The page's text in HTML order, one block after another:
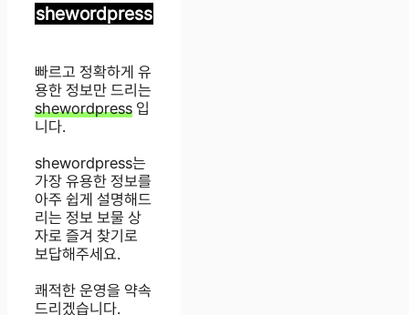
shewordpress
빠르고 정확하게 유
용한 정보만 드리는
shewordpress 입
니다.
shewordpress는
가장 유용한 정보를
아주 쉽게 설명해드
리는 정보 보물 상
자로 즐겨 찾기로
보답해주세요.
쾌적한 운영을 약속
드리겠습니다.